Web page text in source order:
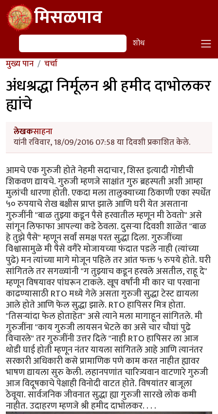
Skip to main contentमिसळपाव
शोध शोध
मुख्य पान चर्चा
अंधश्रद्धा निर्मूलन श्री हमीद दाभोलकर
ह्यांचे
लेखकसाहना
यांनी रविवार, 18/09/2016 07:58 या दिवशी प्रकाशित केले.
आमचे एक गुरुजी होते नेहमी सदाचार, शिस्त इत्यादी गोष्टीची
शिकवण द्यायचे. गुरुजी म्हणजे साक्षांत गुरु ब्रहस्पती अशी आम्हा
मुलांची धारणा होती. एकदा मला तालुक्याच्या ठिकाणी एका स्पर्धेंत
५० रुपयाचे रोख बक्षीस प्राप्त झाले आणि घरी येत असताना
गुरुजींनी "बाळ तुझ्या कडून पैसे हरवातील म्हणून मी ठेवतो" असे
सांगून लिफाफा आपल्या कडे ठेवला. दुसऱ्या दिवशी शाळेंत "बाळ
हे तुझे पैसे" म्हणून सर्वां समक्ष परत सुद्धा दिला. गुरुजींच्या
विश्वासामुळे मी पैसे वगैरे मोजायच्या फंदात पडले नाही (त्यांच्या
पुढे) मन त्यांच्या मागे मोजून पहिले तर आंत फक्त ५ रुपये होते. घरी
सांगितले तर सगळ्यांनी "ग तुझ्याच कडून हरवले असतील, राहू दे"
म्हणून विषयावर पांघरून टाकले. खूप वर्षांनी मी कार चा परवाना
काढण्यासाठी RTO मध्ये गेले असता गुरुजी सुद्धा टेस्ट द्यायला
आले होते आणि फेल सुद्धा झाले. RTO हापिसर मित्र होता.
"तिसऱ्यांदा फेल होताहेत" असे त्याने मला मागाहून सांगितले. मी
गुरुजींना "काय गुरुजी लायसन भेटले का असे चार चौघां पुढे
विचारले" तर गुरुजींनी उत्तर दिले "नाही RTO हापिसर ला आज
थोडी घाई होती म्हणून नंतर यायला सांगितले आहे आणि त्यानंतर
सरकारी अधिकारी कसे प्रामाणिक पणे काम करत नाहीत ह्यावर
भाषण द्यायला सुरु केली. लहानपणांत चारित्र्यवान वाटणारे गुरुजी
आज विदूषकाचे पेक्षाही विनोदी वाटत होते. विषयांतर बाजूला
ठेवूया. सार्वजनिक जीवनात सुद्धा ह्या गुरुजी सारखे लोक कमी
नाहीत. उदाहरण म्हणजे श्री हमीद दाभोलकर. . . .